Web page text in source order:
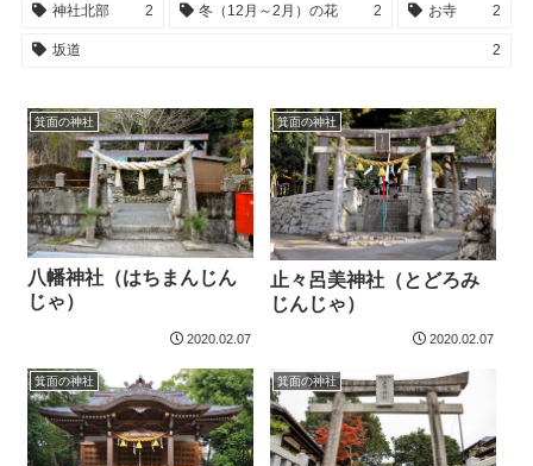
神社北部 2 冬（12月～2月）の花 2 お寺 2
坂道 2
箕面の神社
八幡神社（はちまんじん
じゃ）
2020.02.07
箕面の神社
止々呂美神社（とどろみ
じんじゃ）
2020.02.07
箕面の神社 箕面の神社